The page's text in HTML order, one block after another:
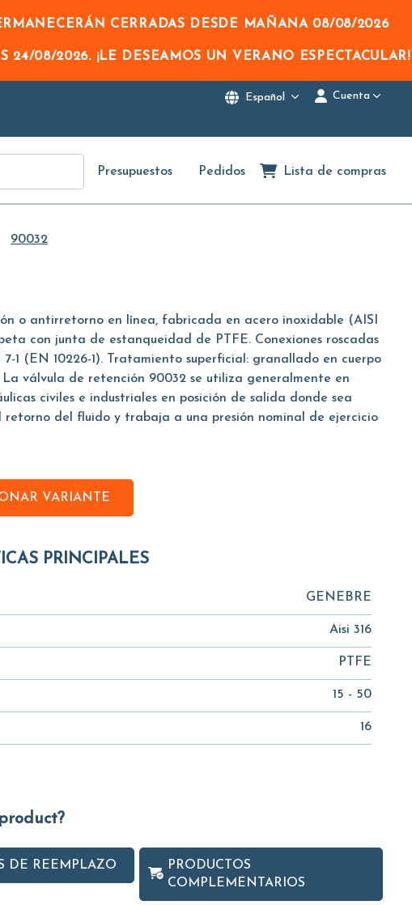
CERRADAS DESDE MAÑANA 08/08/2026
24/08/2026. ¡LE DESEAMOS UN VERANO ESPECTACULAR!
Español Cuenta
Presupuestos Pedidos Lista de compras
90032
o antirretorno en línea, fabricada en acero inoxidable (AISI
con junta de estanqueidad de PTFE. Conexiones roscadas
7-1 (EN 10226-1). Tratamiento superficial: granallado en cuerpo
válvula de retención 90032 se utiliza generalmente en
civiles e industriales en posición de salida donde sea
retorno del fluido y trabaja a una presión nominal de ejercicio
VARIANTE
PRINCIPALES
GENEBRE
Aisi 316
PTFE
15 - 50
16
DE REEMPLAZO
PRODUCTOS
COMPLEMENTARIOS